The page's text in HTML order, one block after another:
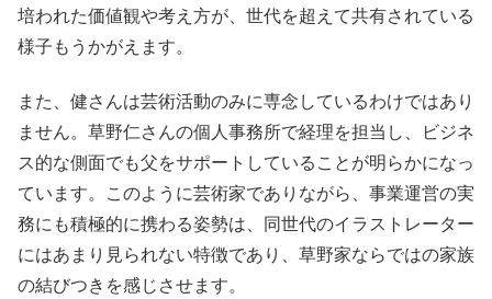
培われた価値観や考え方が、世代を超えて共有されている
様子もうかがえます。
また、健さんは芸術活動のみに専念しているわけではあり
ません。草野仁さんの個人事務所で経理を担当し、ビジネ
ス的な側面でも父をサポートしていることが明らかになっ
ています。このように芸術家でありながら、事業運営の実
務にも積極的に携わる姿勢は、同世代のイラストレーター
にはあまり見られない特徴であり、草野家ならではの家族
の結びつきを感じさせます。